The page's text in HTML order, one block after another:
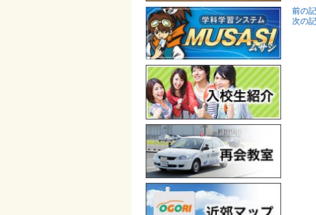
前の
次の